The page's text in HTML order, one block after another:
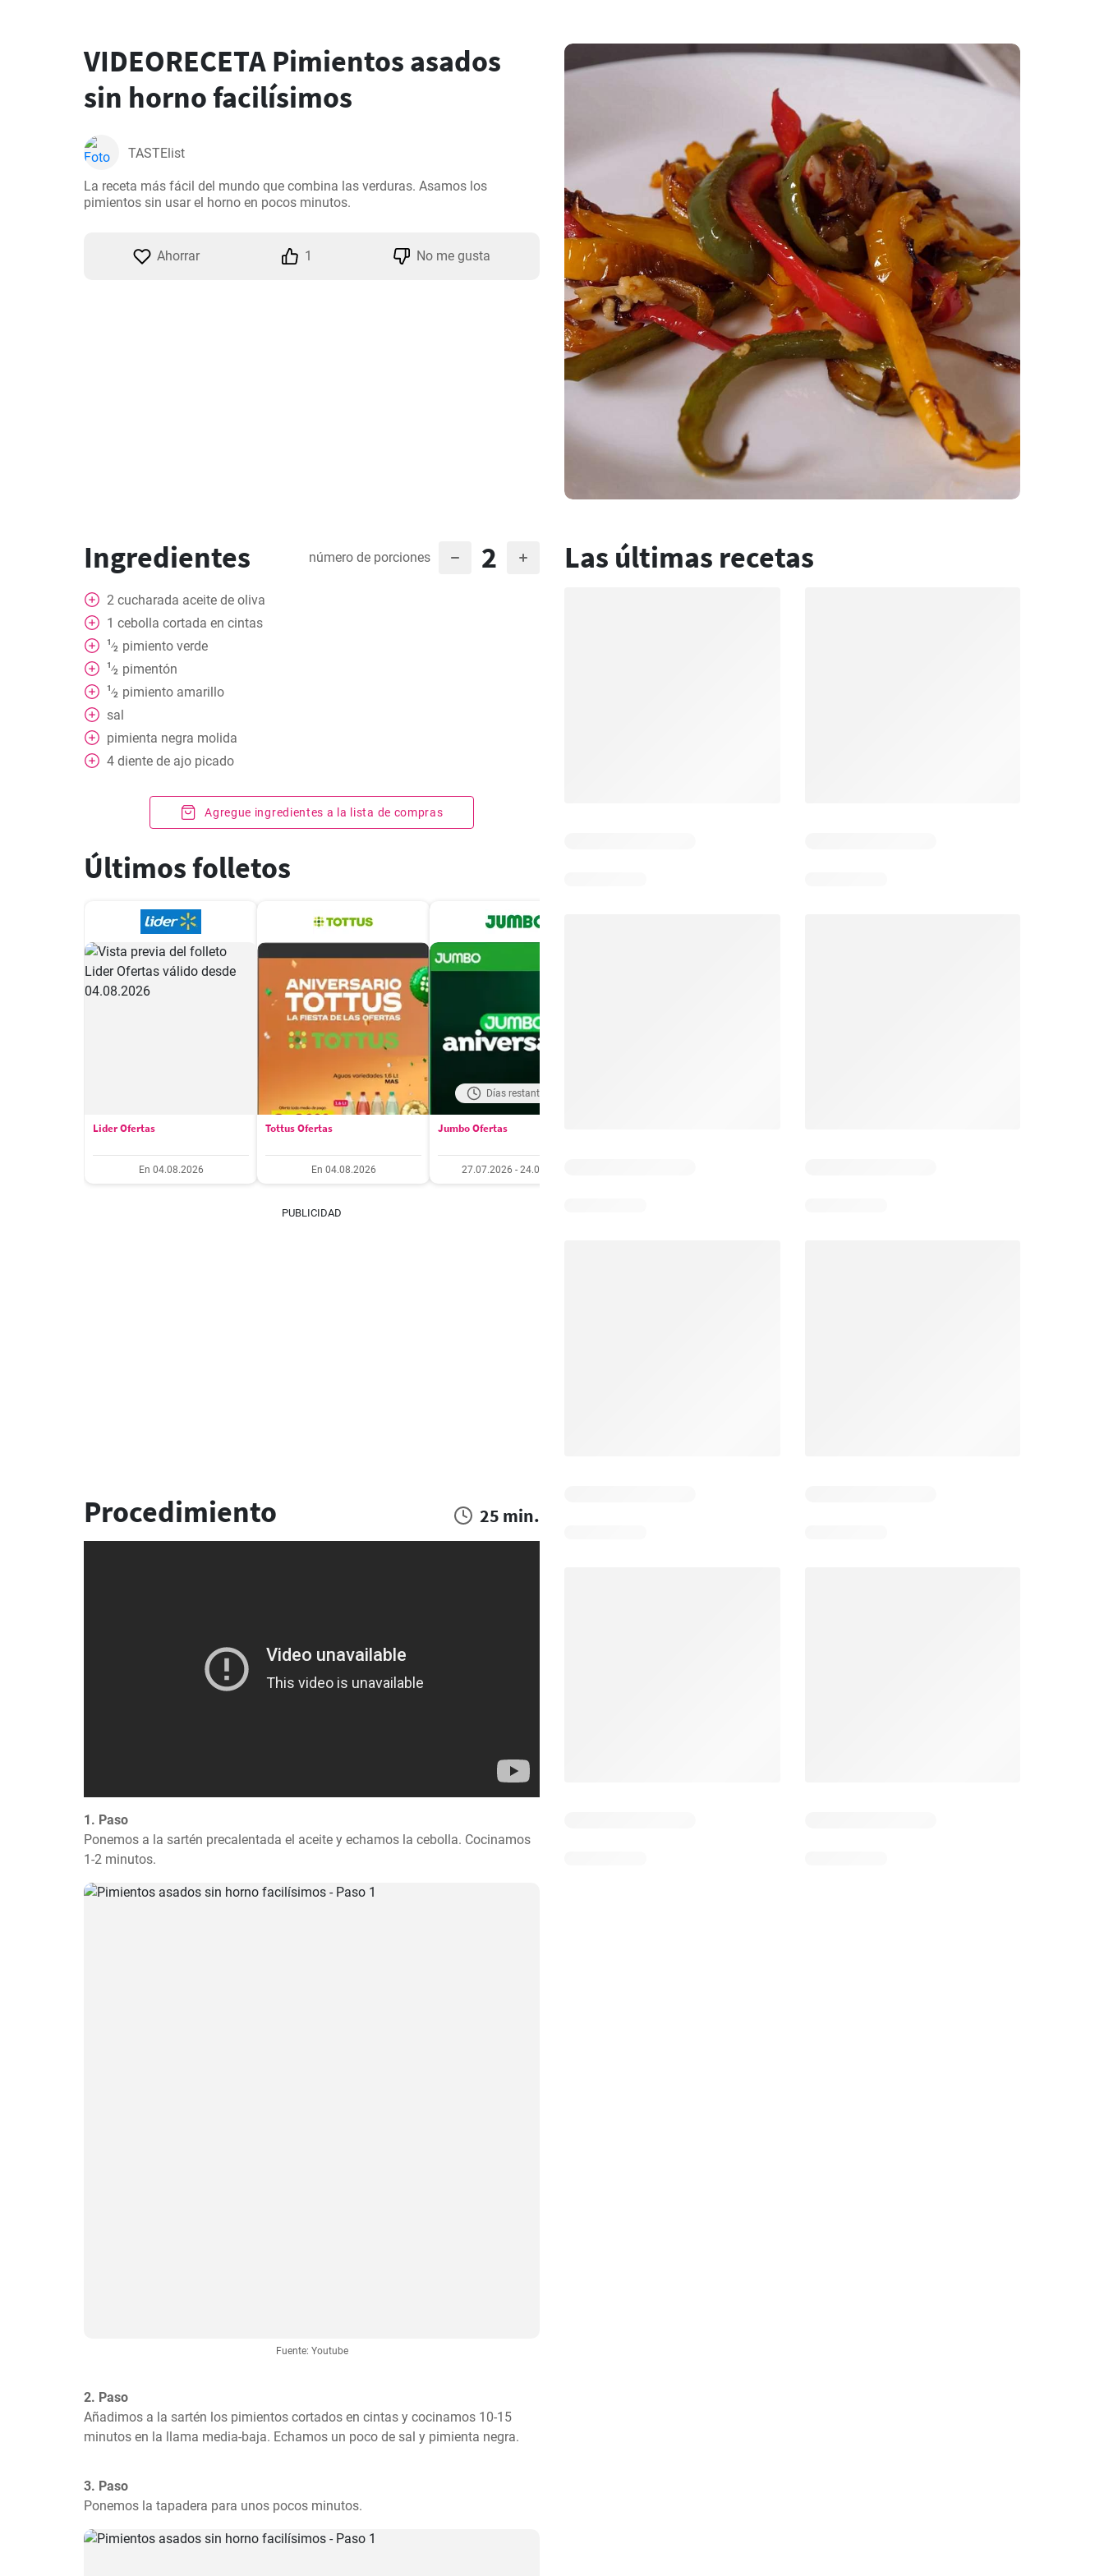
VIDEORECETA Pimientos asados
sin horno facilísimos
TASTElist
La receta más fácil del mundo que combina las verduras. Asamos los
pimientos sin usar el horno en pocos minutos.
Ahorrar 1 No me gusta
Ingredientes número de porciones 2
2 cucharada aceite de oliva
1 cebolla cortada en cintas
1⁄2 pimiento verde
1⁄2 pimentón
1⁄2
pimiento amarillo
sal
pimienta negra molida
4 diente de ajo picado
Agregue ingredientes a la lista de compras
Últimos folletos
Lider Ofertas
En 04.08.2026
Tottus Ofertas
En 04.08.2026
Días restantes: 17
Jumbo Ofertas
27.07.2026 - 24.08.2026
PUBLICIDAD
Procedimiento 25 min.
1. Paso
Ponemos a la sartén precalentada el aceite y echamos la cebolla. Cocinamos
1-2 minutos.
Fuente: Youtube
2. Paso
Añadimos a la sartén los pimientos cortados en cintas y cocinamos 10-15
minutos en la llama media-baja. Echamos un poco de sal y pimienta negra.
3. Paso
Ponemos la tapadera para unos pocos minutos.
Las últimas recetas